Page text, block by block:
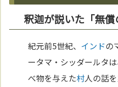
釈迦が説いた「無償
紀元前5世紀、 インドの
ータマ・シッダールタ
べ物を与えた村人の話